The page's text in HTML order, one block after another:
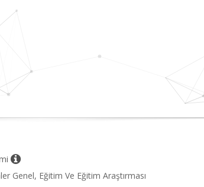
Genel, Eğitim Ve Eğitim Araştırması